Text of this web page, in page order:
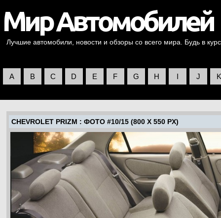
Лучшие автомобили, новости и обзоры со всего мира. Будь в
A B C D E F G H I J K
CHEVROLET PRIZM : ФОТО #10/15 (800 X 550 PX)